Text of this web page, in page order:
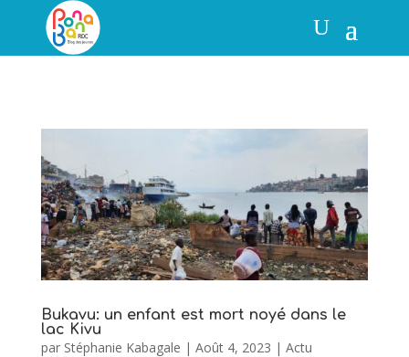
Bukavu: un enfant est mort noyé dans le
lac Kivu
par Stéphanie Kabagale | Août 4, 2023 | Actu